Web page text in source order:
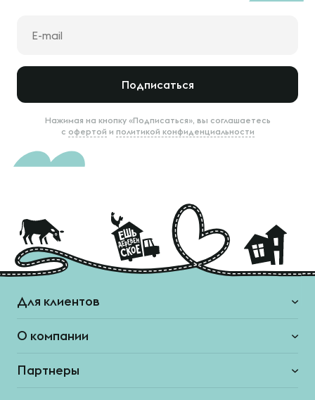
Подписаться
Нажимая на кнопку «Подписаться», вы соглашаетесь
с офертой и политикой конфиденциальности
Для клиентов
О компании
Партнеры